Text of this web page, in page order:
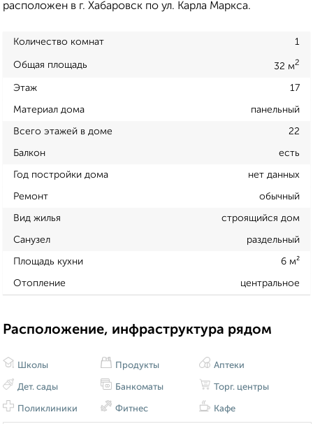
расположен в г. Хабаровск по ул. Карла Маркса.
Количество комнат 1
Общая площадь 32 м2
Этаж 17
Материал дома панельный
Всего этажей в доме 22
Балкон есть
Год постройки дома нет данных
Ремонт обычный
Вид жилья строящийся дом
Санузел раздельный
Площадь кухни 6 м²
Отопление центральное
Расположение, инфраструктура рядом
Школы
Дет. сады
Поликлиники
Продукты
Банкоматы
Фитнес
Аптеки
Торг. центры
Кафе